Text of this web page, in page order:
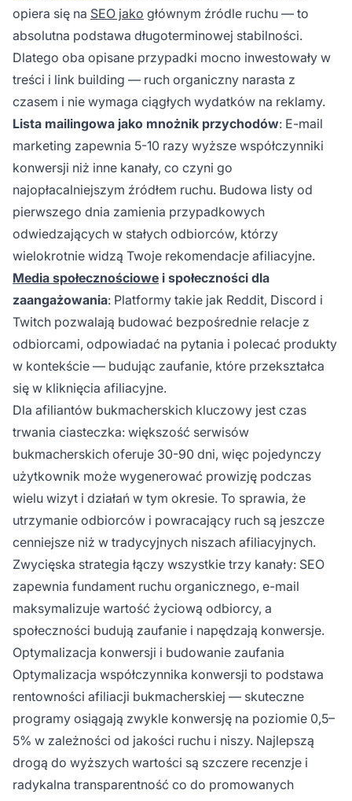
opiera się na SEO jako głównym źródle ruchu — to
absolutna podstawa długoterminowej stabilności.
Dlatego oba opisane przypadki mocno inwestowały w
treści i link building — ruch organiczny narasta z
czasem i nie wymaga ciągłych wydatków na reklamy.
Lista mailingowa jako mnożnik przychodów: E-mail
marketing zapewnia 5-10 razy wyższe współczynniki
konwersji niż inne kanały, co czyni go
najopłacalniejszym źródłem ruchu. Budowa listy od
pierwszego dnia zamienia przypadkowych
odwiedzających w stałych odbiorców, którzy
wielokrotnie widzą Twoje rekomendacje afiliacyjne.
Media społecznościowe i społeczności dla
zaangażowania: Platformy takie jak Reddit, Discord i
Twitch pozwalają budować bezpośrednie relacje z
odbiorcami, odpowiadać na pytania i polecać produkty
w kontekście — budując zaufanie, które przekształca
się w kliknięcia afiliacyjne.
Dla afiliantów bukmacherskich kluczowy jest czas
trwania ciasteczka: większość serwisów
bukmacherskich oferuje 30-90 dni, więc pojedynczy
użytkownik może wygenerować prowizję podczas
wielu wizyt i działań w tym okresie. To sprawia, że
utrzymanie odbiorców i powracający ruch są jeszcze
cenniejsze niż w tradycyjnych niszach afiliacyjnych.
Zwycięska strategia łączy wszystkie trzy kanały: SEO
zapewnia fundament ruchu organicznego, e-mail
maksymalizuje wartość życiową odbiorcy, a
społeczności budują zaufanie i napędzają konwersje.
Optymalizacja konwersji i budowanie zaufania
Optymalizacja współczynnika konwersji to podstawa
rentowności afiliacji bukmacherskiej — skuteczne
programy osiągają zwykle konwersję na poziomie 0,5–
5% w zależności od jakości ruchu i niszy. Najlepszą
drogą do wyższych wartości są szczere recenzje i
radykalna transparentność co do promowanych